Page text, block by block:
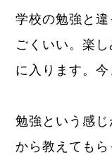
学校の勉強と
ごくいい。楽
に入ります。今
勉強という感
から教えてもら